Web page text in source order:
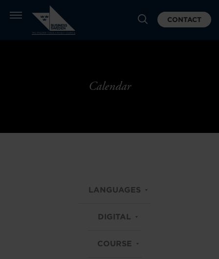
CONTACT
Calendar
LANGUAGES
DIGITAL
COURSE